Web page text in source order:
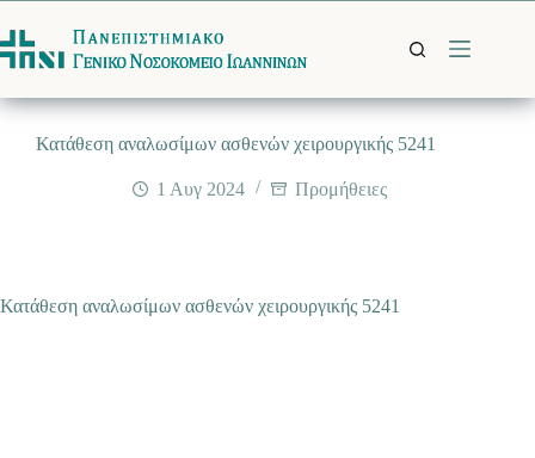
στο
περιεχόμενο
Κατάθεση αναλωσίμων ασθενών χειρουργικής 5241
1 Αυγ 2024 Προμήθειες
Κατάθεση αναλωσίμων ασθενών χειρουργικής 5241